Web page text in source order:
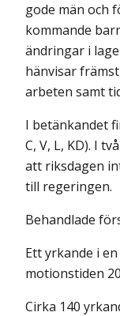
gode män och
kommande
ändringar i
hänvisar
arbeten samt
I betänkandet
C, V, L, KD). I
att riksdagen
till regeringen.
Behandlade
Ett yrkande i
motionstiden
Cirka 140